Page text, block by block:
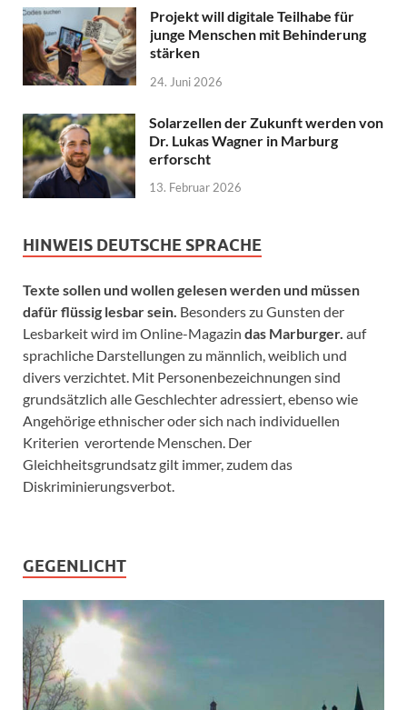
Projekt will digitale Teilhabe für
junge Menschen mit Behinderung
stärken
24. Juni 2026
Solarzellen der Zukunft werden von
Dr. Lukas Wagner in Marburg
erforscht
13. Februar 2026
HINWEIS DEUTSCHE SPRACHE
Texte sollen und wollen gelesen werden und müssen
dafür flüssig lesbar sein. Besonders zu Gunsten der
Lesbarkeit wird im Online-Magazin das Marburger. auf
sprachliche Darstellungen zu männlich, weiblich und
divers verzichtet. Mit Personenbezeichnungen sind
grundsätzlich alle Geschlechter adressiert, ebenso wie
Angehörige ethnischer oder sich nach individuellen
Kriterien verortende Menschen. Der
Gleichheitsgrundsatz gilt immer, zudem das
Diskriminierungsverbot.
GEGENLICHT